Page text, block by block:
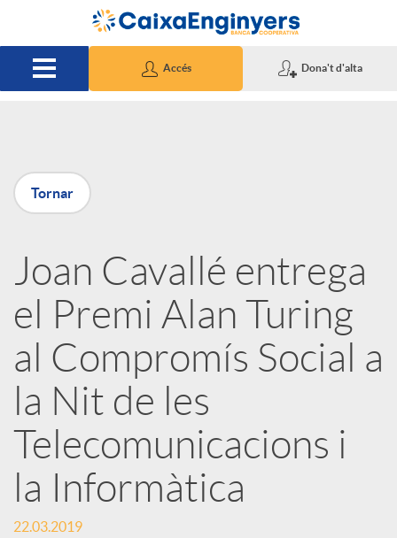
Salta al contingut principal
Accés Dona't d'alta
P
u
b
l
i
c
a
Tornar
Joan Cavallé entrega
el Premi Alan Turing
al Compromís Social a
la Nit de les
Telecomunicacions i
la Informàtica
22.03.2019